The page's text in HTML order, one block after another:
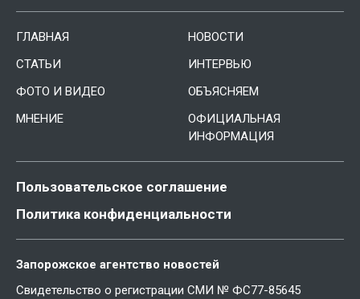
ГЛАВНАЯ
НОВОСТИ
СТАТЬИ
ИНТЕРВЬЮ
ФОТО И ВИДЕО
ОБЪЯСНЯЕМ
МНЕНИЕ
ОФИЦИАЛЬНАЯ
ИНФОРМАЦИЯ
Пользовательское соглашение
Политика конфиденциальности
Запорожское агентство новостей
Свидетельство о регистрации СМИ № ФС77-85645